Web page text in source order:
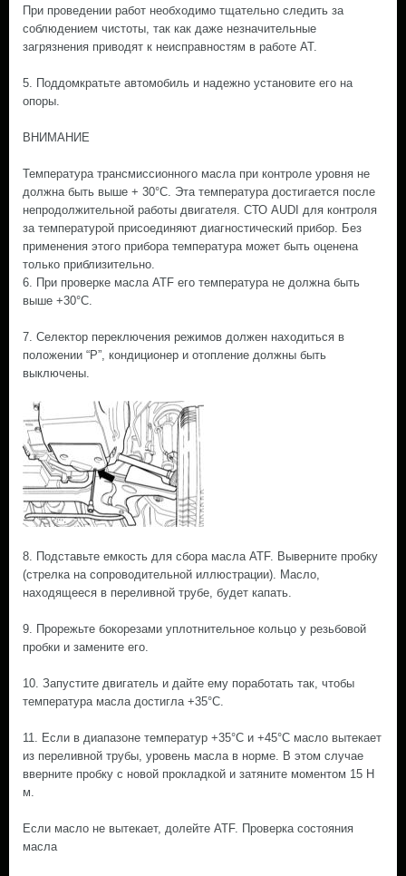
При проведении работ необходимо тщательно следить за
соблюдением чистоты, так как даже незначительные
загрязнения приводят к неисправностям в работе АТ.
5. Поддомкратьте автомобиль и надежно установите его на
опоры.
ВНИМАНИЕ
Температура трансмиссионного масла при контроле уровня не
должна быть выше + 30°С. Эта температура достигается после
непродолжительной работы двигателя. СТО AUDI для контроля
за температурой присоединяют диагностический прибор. Без
применения этого прибора температура может быть оценена
только приблизительно.
6. При проверке масла ATF его температура не должна быть
выше +30°С.
7. Селектор переключения режимов должен находиться в
положении “Р”, кондиционер и отопление должны быть
выключены.
8. Подставьте емкость для сбора масла ATF. Выверните пробку
(стрелка на сопроводительной иллюстрации). Масло,
находящееся в переливной трубе, будет капать.
9. Прорежьте бокорезами уплотнительное кольцо у резьбовой
пробки и замените его.
10. Запустите двигатель и дайте ему поработать так, чтобы
температура масла достигла +35°С.
11. Если в диапазоне температур +35°С и +45°С масло вытекает
из переливной трубы, уровень масла в норме. В этом случае
вверните пробку с новой прокладкой и затяните моментом 15 Н
м.
Если масло не вытекает, долейте ATF. Проверка состояния
масла